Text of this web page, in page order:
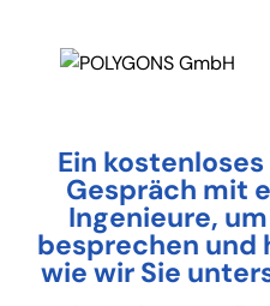
Ein
Gespräch mit
Ingenieure,
besprechen und
wie wir Sie